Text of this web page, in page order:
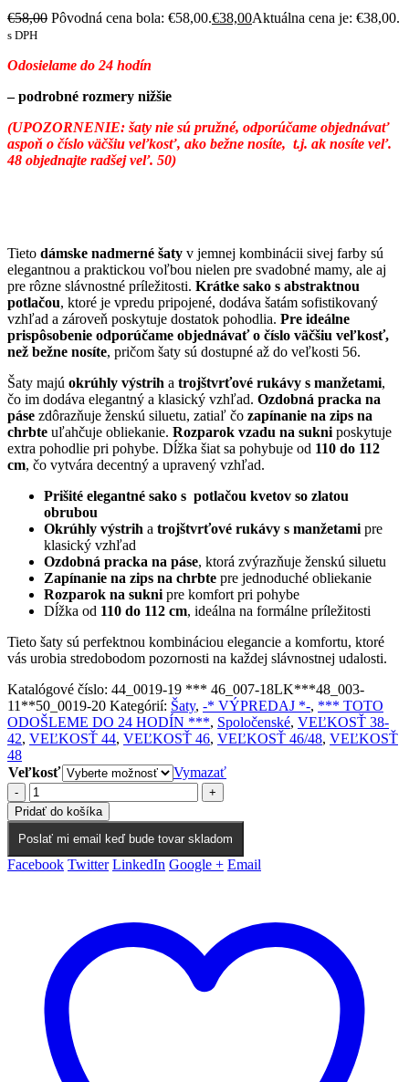
€58,00 Pôvodná cena bola: €58,00.€38,00Aktuálna cena je: €38,00.
s DPH
Odosielame do 24 hodín
– podrobné rozmery nižšie
(UPOZORNENIE: šaty nie sú pružné, odporúčame objednávať
aspoň o číslo väčšiu veľkosť, ako bežne nosíte, t.j. ak nosíte veľ.
48 objednajte radšej veľ. 50)
Tieto dámske nadmerné šaty v jemnej kombinácii sivej farby sú
elegantnou a praktickou voľbou nielen pre svadobné mamy, ale aj
pre rôzne slávnostné príležitosti. Krátke sako s abstraktnou
potlačou, ktoré je vpredu pripojené, dodáva šatám sofistikovaný
vzhľad a zároveň poskytuje dostatok pohodlia. Pre ideálne
prispôsobenie odporúčame objednávať o číslo väčšiu veľkosť,
než bežne nosíte, pričom šaty sú dostupné až do veľkosti 56.
Šaty majú okrúhly výstrih a trojštvrťové rukávy s manžetami,
čo im dodáva elegantný a klasický vzhľad. Ozdobná pracka na
páse zdôrazňuje ženskú siluetu, zatiaľ čo zapínanie na zips na
chrbte uľahčuje obliekanie. Rozparok vzadu na sukni poskytuje
extra pohodlie pri pohybe. Dĺžka šiat sa pohybuje od 110 do 112
cm, čo vytvára decentný a upravený vzhľad.
Prišité elegantné sako s potlačou kvetov so zlatou
obrubou
Okrúhly výstrih a trojštvrťové rukávy s manžetami pre
klasický vzhľad
Ozdobná pracka na páse, ktorá zvýrazňuje ženskú siluetu
Zapínanie na zips na chrbte pre jednoduché obliekanie
Rozparok na sukni pre komfort pri pohybe
Dĺžka od 110 do 112 cm, ideálna na formálne príležitosti
Tieto šaty sú perfektnou kombináciou elegancie a komfortu, ktoré
vás urobia stredobodom pozornosti na každej slávnostnej udalosti.
Katalógové číslo: 44_0019-19 *** 46_007-18LK***48_003-
11**50_0019-20 Kategórií: Šaty, -* VÝPREDAJ *-, *** TOTO
ODOŠLEME DO 24 HODÍN ***, Spoločenské, VEĽKOSŤ 38-
42, VEĽKOSŤ 44, VEĽKOSŤ 46, VEĽKOSŤ 46/48, VEĽKOSŤ
48
Veľkosť
Vymazať
-
+
Pridať do košíka
Poslať mi email keď bude tovar skladom
Facebook Twitter LinkedIn Google + Email